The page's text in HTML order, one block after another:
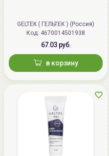
GELTEK ( ГЕЛЬТЕК ) (Россия)
Код: 4670014501938
67.03 руб.
в корзину